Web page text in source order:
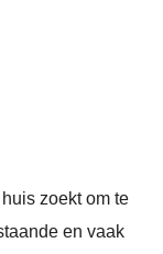
zoekt om te
en vaak